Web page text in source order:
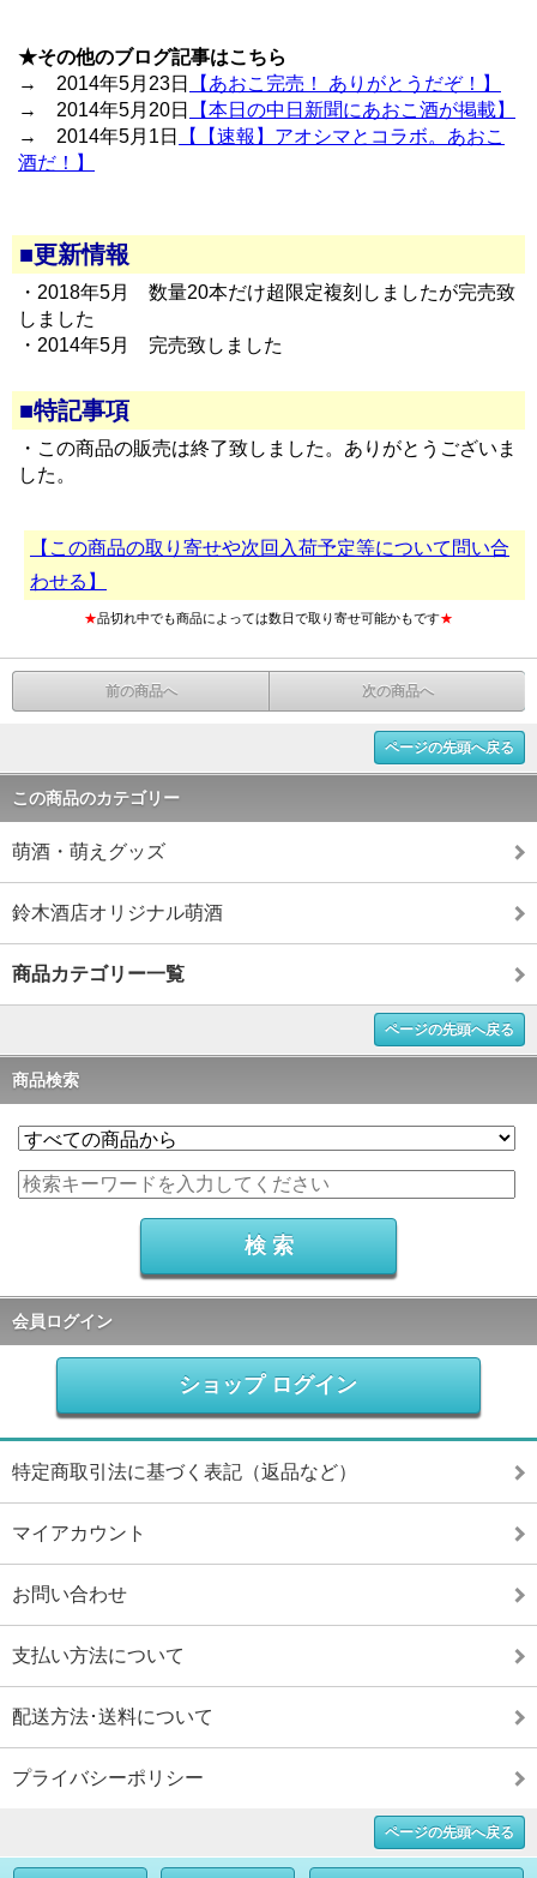
★その他のブログ記事はこちら
→ 2014年5月23日
【あおこ完売！ ありがとうだぞ！】
→ 2014年5月20日
【本日の中日新聞にあおこ酒が掲載】
→ 2014年5月1日
【【速報】アオシマとコラボ。あおこ
酒だ！】
■更新情報
・2018年5月 数量20本だけ超限定複刻しましたが完売致
しました
・2014年5月 完売致しました
■特記事項
・この商品の販売は終了致しました。ありがとうございま
した。
【この商品の取り寄せや次回入荷予定等について問い合
わせる】
★品切れ中でも商品によっては数日で取り寄せ可能かもです★
前の商品へ 次の商品へ
ページの先頭へ戻る
この商品のカテゴリー
萌酒・萌えグッズ
鈴木酒店オリジナル萌酒
商品カテゴリー一覧
ページの先頭へ戻る
商品検索
会員ログイン
ショップ ログイン
特定商取引法に基づく表記（返品など）
マイアカウント
お問い合わせ
支払い方法について
配送方法･送料について
プライバシーポリシー
ページの先頭へ戻る